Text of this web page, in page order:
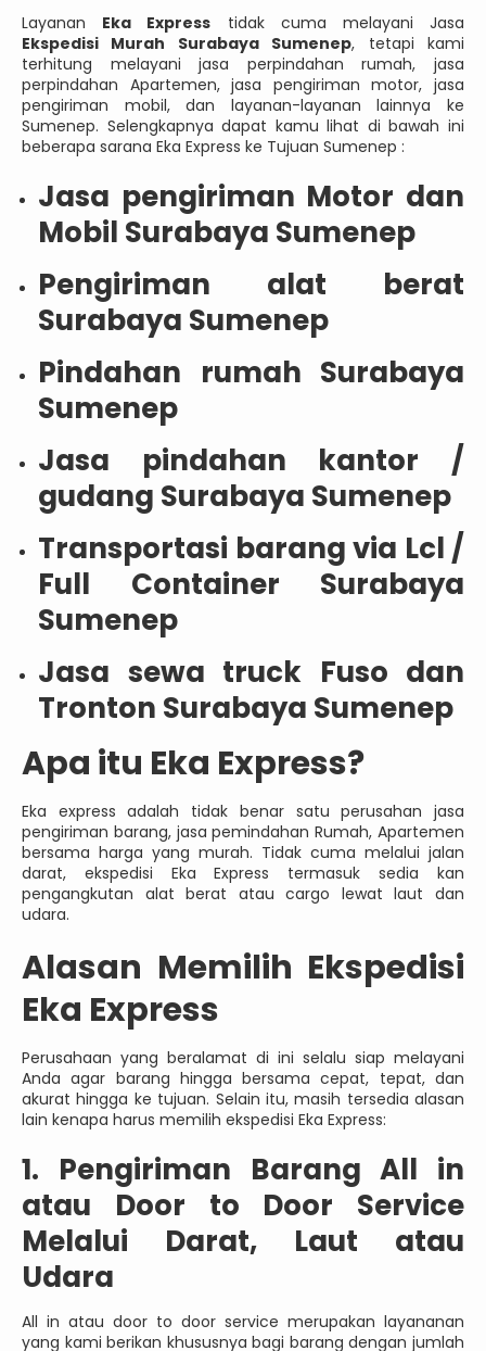
Layanan Eka Express tidak cuma melayani Jasa
Ekspedisi Murah Surabaya Sumenep, tetapi kami
terhitung melayani jasa perpindahan rumah, jasa
perpindahan Apartemen, jasa pengiriman motor, jasa
pengiriman mobil, dan layanan-layanan lainnya ke
Sumenep. Selengkapnya dapat kamu lihat di bawah ini
beberapa sarana Eka Express ke Tujuan Sumenep :
Jasa pengiriman Motor dan
Mobil Surabaya Sumenep
Pengiriman alat berat
Surabaya Sumenep
Pindahan rumah Surabaya
Sumenep
Jasa pindahan kantor /
gudang Surabaya Sumenep
Transportasi barang via Lcl /
Full Container Surabaya
Sumenep
Jasa sewa truck Fuso dan
Tronton Surabaya Sumenep
Apa itu Eka Express?
Eka express adalah tidak benar satu perusahan jasa
pengiriman barang, jasa pemindahan Rumah, Apartemen
bersama harga yang murah. Tidak cuma melalui jalan
darat, ekspedisi Eka Express termasuk sedia kan
pengangkutan alat berat atau cargo lewat laut dan
udara.
Alasan Memilih Ekspedisi
Eka Express
Perusahaan yang beralamat di ini selalu siap melayani
Anda agar barang hingga bersama cepat, tepat, dan
akurat hingga ke tujuan. Selain itu, masih tersedia alasan
lain kenapa harus memilih ekspedisi Eka Express:
1. Pengiriman Barang All in
atau Door to Door Service
Melalui Darat, Laut atau
Udara
All in atau door to door service merupakan layananan
yang kami berikan khususnya bagi barang dengan jumlah